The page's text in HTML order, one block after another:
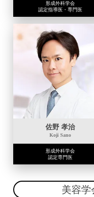
形成外科学会
認定指導医・専門医
佐野 孝治
Koji Sano
形成外科学会
認定専門医
美容学